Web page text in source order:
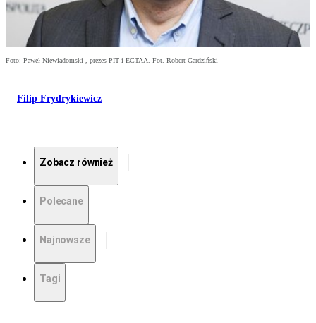
Foto: Paweł Niewiadomski , prezes PIT i ECTAA. Fot. Robert Gardziński
Filip Frydrykiewicz
Zobacz również
Polecane
Najnowsze
Tagi